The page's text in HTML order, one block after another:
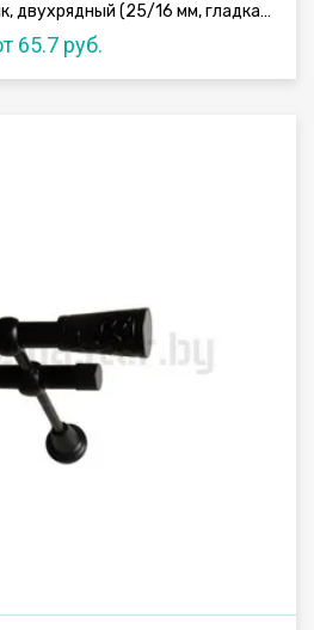
Карниз "Цилиндр" антик, двухрядный (25/16 мм, гладкая труба)
65.7 руб.